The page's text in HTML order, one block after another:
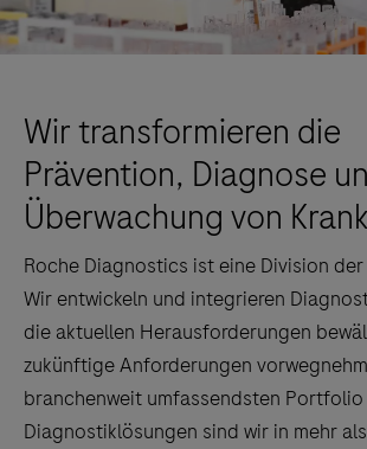
Wir transformieren die
Prävention, Diagnose
Überwachung von
Roche Diagnostics ist eine Division
Wir entwickeln und integrieren
die aktuellen Herausforderungen
zukünftige Anforderungen
branchenweit umfassendsten
Diagnostiklösungen sind wir in mehr